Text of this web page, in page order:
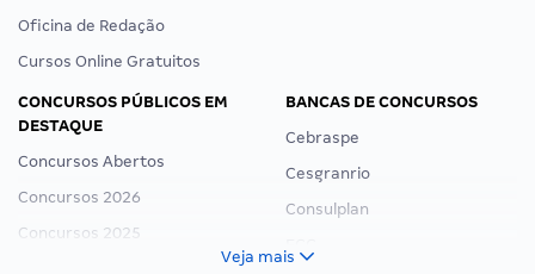
Oficina de Redação
Cursos Online Gratuitos
CONCURSOS PÚBLICOS EM
DESTAQUE
Concursos Abertos
Concursos 2026
Concursos 2025
BANCAS DE CONCURSOS
Cebraspe
Cesgranrio
Consulplan
Veja mais